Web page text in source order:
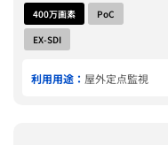
400万画素
PoC
EX-SDI
利用用途： 屋外定点監視